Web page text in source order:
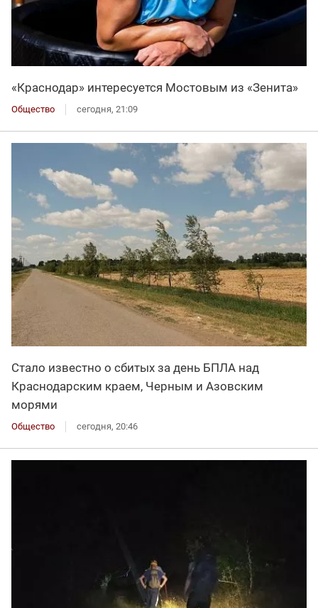
«Краснодар» интересуется Мостовым из «Зенита»
Общество сегодня, 21:09
Стало известно о сбитых за день БПЛА над
Краснодарским краем, Черным и Азовским
морями
Общество сегодня, 20:46